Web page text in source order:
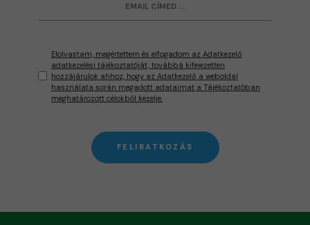
Elolvastam, megértettem és elfogadom az Adatkezelő
adatkezelési tájékoztatóját, továbbá kifejezetten
hozzájárulok ahhoz, hogy az Adatkezelő a weboldal
használata során megadott adataimat a Tájékoztatóban
meghatározott célokból kezelje.
FELIRATKOZÁS